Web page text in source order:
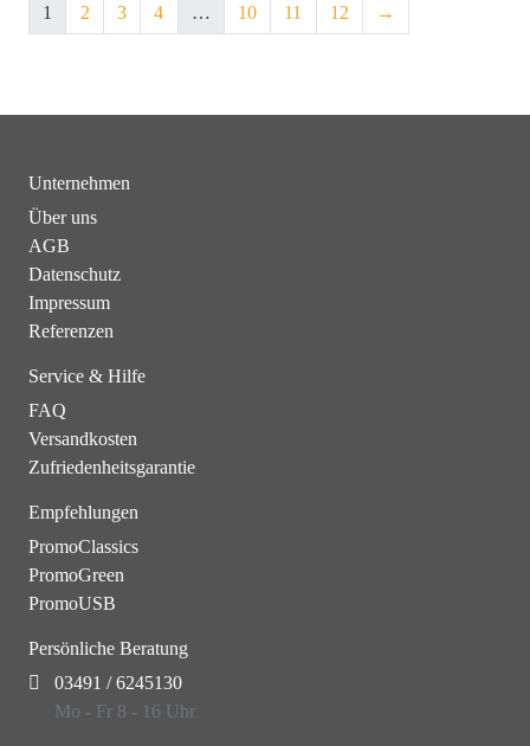
1 2 3 4 … 10 11 12 →
Unternehmen
Über uns
AGB
Datenschutz
Impressum
Referenzen
Service & Hilfe
FAQ
Versandkosten
Zufriedenheitsgarantie
Empfehlungen
PromoClassics
PromoGreen
PromoUSB
Persönliche Beratung
03491 / 6245130
Mo - Fr 8 - 16 Uhr